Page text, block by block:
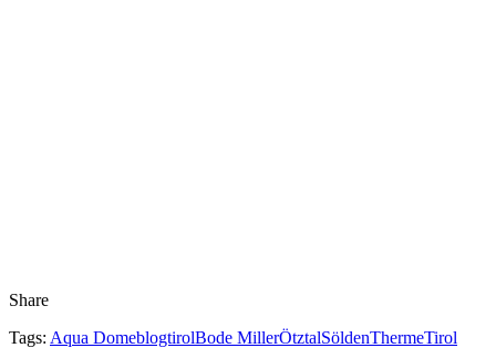
Share
Tags: Aqua DomeblogtirolBode MillerÖtztalSöldenThermeTirol